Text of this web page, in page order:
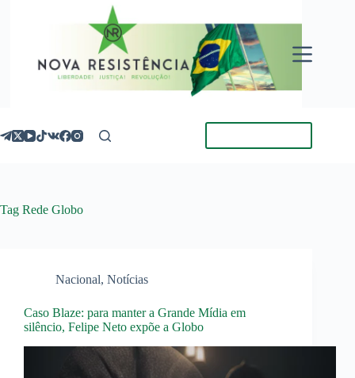
Tag Rede Globo
Nacional, Notícias
Caso Blaze: para manter a Grande Mídia em
silêncio, Felipe Neto expõe a Globo